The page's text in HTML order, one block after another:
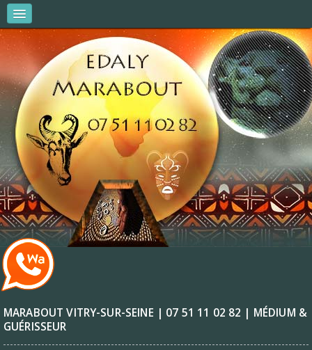
MARABOUT EDALY
AMOUR & COUPLES
AFFAIRES ET ARGENT
VITALITÉ ET RÉUSSITE
R.V & CONSULTATIONS
MARABOUT VITRY-SUR-SEINE | 07 51 11 02 82 | MÉDIUM &
GUÉRISSEUR